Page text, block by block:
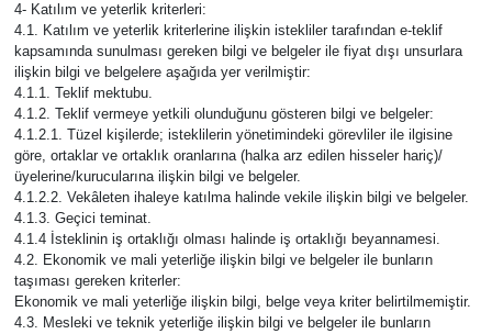
4- Katılım ve yeterlik kriterleri:
4.1. Katılım ve yeterlik kriterlerine ilişkin istekliler tarafından e-teklif
kapsamında sunulması gereken bilgi ve belgeler ile fiyat dışı unsurlara
ilişkin bilgi ve belgelere aşağıda yer verilmiştir:
4.1.1. Teklif mektubu.
4.1.2. Teklif vermeye yetkili olunduğunu gösteren bilgi ve belgeler:
4.1.2.1. Tüzel kişilerde; isteklilerin yönetimindeki görevliler ile ilgisine
göre, ortaklar ve ortaklık oranlarına (halka arz edilen hisseler hariç)/
üyelerine/kurucularına ilişkin bilgi ve belgeler.
4.1.2.2. Vekâleten ihaleye katılma halinde vekile ilişkin bilgi ve belgeler.
4.1.3. Geçici teminat.
4.1.4 İsteklinin iş ortaklığı olması halinde iş ortaklığı beyannamesi.
4.2. Ekonomik ve mali yeterliğe ilişkin bilgi ve belgeler ile bunların
taşıması gereken kriterler:
Ekonomik ve mali yeterliğe ilişkin bilgi, belge veya kriter belirtilmemiştir.
4.3. Mesleki ve teknik yeterliğe ilişkin bilgi ve belgeler ile bunların